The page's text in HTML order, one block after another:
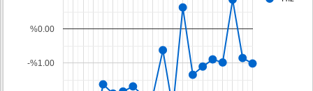
-%1.00
%0.00